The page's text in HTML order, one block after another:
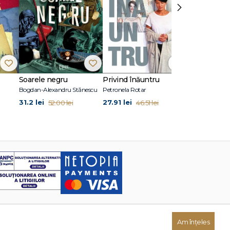
Soarele negru
Bogdan-Alexandru Stănescu
31.2 lei 52.00 lei
Privind înăuntru
Petronela Rotar
27.91 lei 46.51 lei
›
Am înțeles